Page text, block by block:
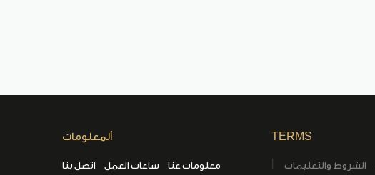
ألمعلومات
اتصل بنا ساعات العمل معلومات عنا
TERMS
الشروط والتعليمات